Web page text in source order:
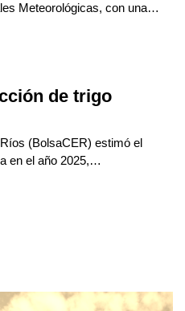
Meteorológicas, con una…
de trigo
(BolsaCER) estimó el
en el año 2025,…